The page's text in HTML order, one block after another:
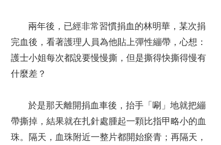
兩年後，已經非常習慣捐血的林明華，某次捐
完血後，看著護理人員為他貼上彈性繃帶，心想：
護士小姐每次都說要慢慢撕，但是撕得快撕得慢有
什麼差？
於是那天離開捐血車後，抬手「唰」地就把繃
帶撕掉，結果就在扎針處腫起一顆比指甲略小的血
珠。隔天，血珠附近一整片都開始瘀青；再隔天，